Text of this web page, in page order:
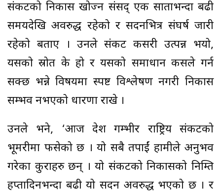
संकटको निकास खोज्न संसद् एक साताभन्दा बढी
समयदेखि अवरुद्ध रहेको र सदनभित्र संघर्ष जारी
रहेको बताए । उनले संकट कसरी उत्पन्न भयो,
यसको स्रोत के हो र यसको समाधान कसले गर्न
सक्छ भन्ने विषयमा स्पष्ट विश्लेषण नगरी निकास
सम्भव नभएको धारणा राखे ।
उनले भने, ‘आज देश गम्भीर राष्ट्रिय संकटको
भूमरीमा फसेको छ । यो सबै तपाईं हामीले अनुभव
गरेका कुराहरु छन् । यो संकटको निकासको निम्ति
हप्तादिनभन्दा बढी यो सदन अवरुद्ध भएको छ । र